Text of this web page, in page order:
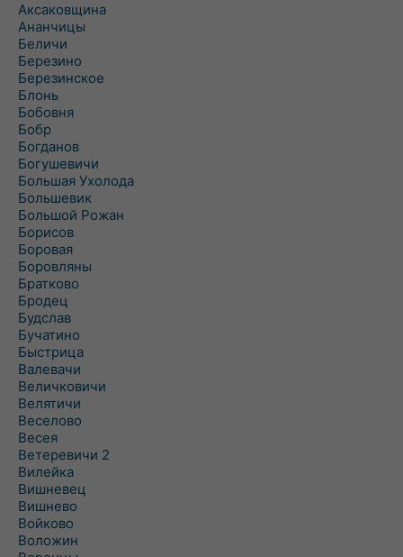
Аксаковщина
Ананчицы
Беличи
Березино
Березинское
Блонь
Бобовня
Бобр
Богданов
Богушевичи
Большая Ухолода
Большевик
Большой Рожан
Борисов
Боровая
Боровляны
Братково
Бродец
Будслав
Бучатино
Быстрица
Валевачи
Величковичи
Велятичи
Веселово
Весея
Ветеревичи 2
Вилейка
Вишневец
Вишнево
Войково
Воложин